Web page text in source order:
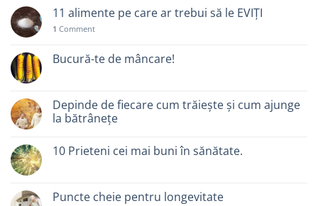
11 alimente pe care ar trebui să le EVIȚI
1 Comment
Bucură-te de mâncare!
Depinde de fiecare cum trăiește și cum ajunge
la bătrânețe
10 Prieteni cei mai buni în sănătate.
Puncte cheie pentru longevitate